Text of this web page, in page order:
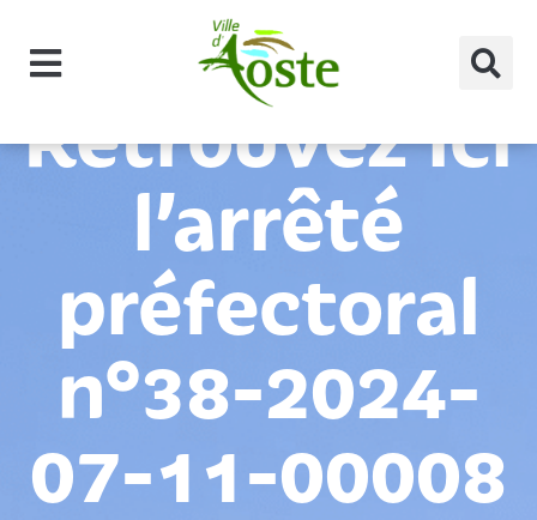
Retrouvez ici
l’arrêté
préfectoral
n°38-2024-
07-11-00008